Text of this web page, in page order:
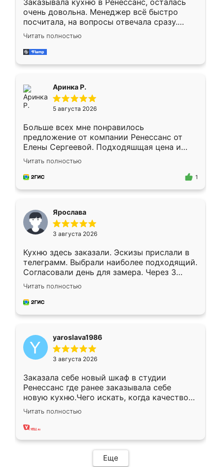
Заказывала кухню в Ренессанс, осталась
очень довольна. Менеджер всё быстро
посчитала, на вопросы отвечала сразу.
Замерщик приехал в субботу, подошёл к
делу со всей ответственностью. Собрали
за день, ребята работали аккуратно, даже
Читать полностью
Аринка Р.
5 августа 2026
Больше всех мне понравилось
предложение от компании Ренессанс от
Елены Сергеевой. Подходяшщая цена и
короткие сроки изготовления. Приехавший
для замера сотрудник Владислав
предложил по моему эскизу самый
Читать полностью
1
Ярослава
3 августа 2026
Кухню здесь заказали. Эскизы прислали в
телеграмм. Выбрали наиболее подходящий.
Согласовали день для замера. Через 3
недели кухня была уже готова. Остались
довольны работой. Спасибо Ренессанс
мебель за качественную работу!
Читать полностью
yaroslava1986
3 августа 2026
Заказала себе новый шкаф в студии
Ренессанс где ранее заказывала себе
новую кухню.Чего искать, когда качеством
вполне довольна. Служит кухня уже почти
два года, нареканий нет.
Читать полностью
Еще